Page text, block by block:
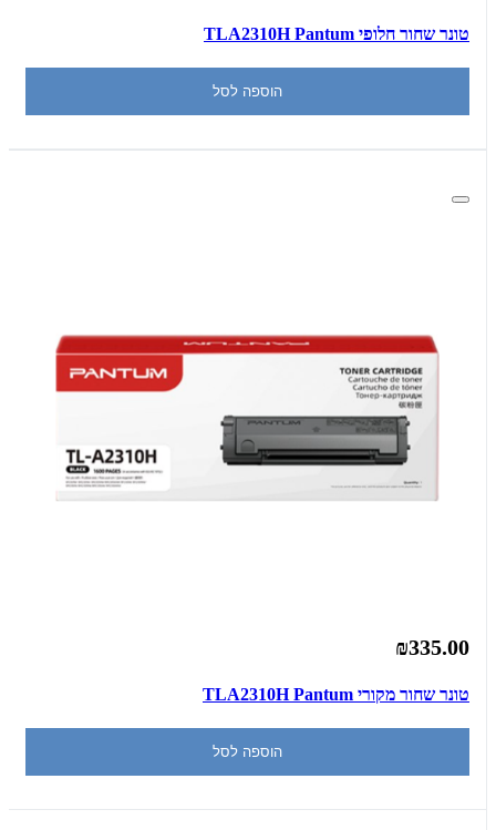
טונר שחור חלופי TLA2310H Pantum
הוספה לסל
₪335.00
טונר שחור מקורי TLA2310H Pantum
הוספה לסל